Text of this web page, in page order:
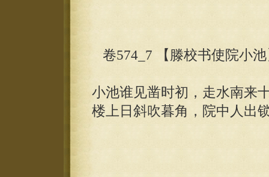
卷574_7 【滕校书使院小
小池谁见凿时初，走水南来
楼上日斜吹暮角，院中人出